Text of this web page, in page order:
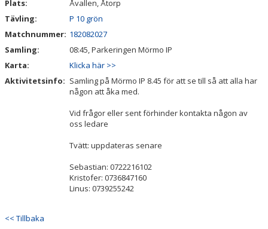
BILDGALLERI
KONTAKT
Plats:
Åvallen, Åtorp
Tävling:
P 10 grön
Matchnummer: 182082027
Samling:
08:45, Parkeringen Mörmo IP
Karta:
Klicka här >>
Aktivitetsinfo: Samling på Mörmo IP 8.45 för att se till så att alla har
någon att åka med.
Vid frågor eller sent förhinder kontakta någon av
oss ledare
Tvätt: uppdateras senare
Sebastian: 0722216102
Kristofer: 0736847160
Linus: 0739255242
<< Tillbaka